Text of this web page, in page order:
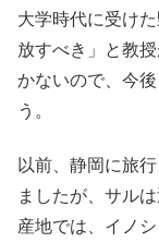
大学時代に受け
放すべき」と教
かないので、今
う。
以前、静岡に旅
ましたが、サル
産地では、イノ